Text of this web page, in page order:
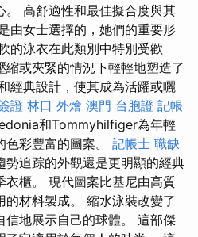
。 高舒適性和最佳擬合度與其
由女士選擇的，她們的重要形
的泳衣在此類別中特別受歡
或夾緊的情況下輕輕地塑造了
經典設計，使其成為活躍或曬
證 林口 外燴 澳門 台胞證 記帳
和Tommyhilfiger為年輕
彩豐富的圖案。 記帳士 職缺
勢追踪的外觀還是更明顯的經典
衣櫃。 現代圖案比基尼由高質
材料製成。 縮水泳裝改變了
信地展示自己的球體。 這部傑